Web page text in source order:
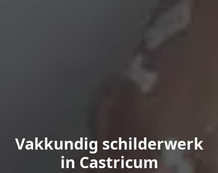
Vakkundig schilderwerk
in Castricum